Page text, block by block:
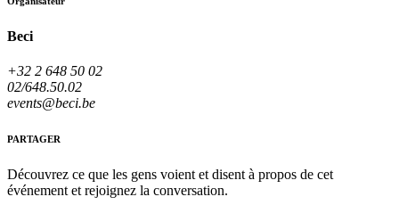
Beci
+32 2 648 50 02
02/648.50.02
events@beci.be
PARTAGER
Découvrez ce que les gens voient et disent à propos de cet
événement et rejoignez la conversation.